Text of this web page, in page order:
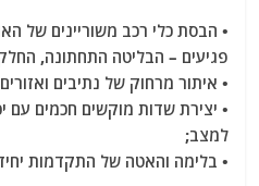
• הבסת כלי רכב משוריינים של
פגיעים – הבליטה התחתונה,
• איתור מרחוק של נתיבים
• יצירת שדות מוקשים חכמים
למצב;
• בלימה והאטה של ​​התקדמות